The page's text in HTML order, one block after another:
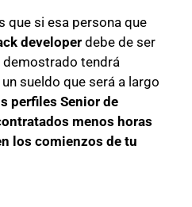
si esa persona que
developerdebe de ser
demostrado tendrá
sueldo que será a largo
perfiles Senior de
menos horas
los comienzos de tu